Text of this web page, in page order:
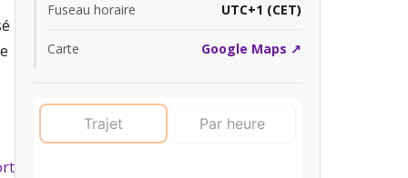
Fuseau horaire UTC+1 (CET)
Carte Google Maps ↗